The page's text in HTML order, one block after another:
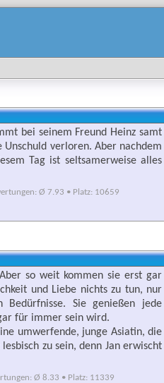
bei seinem Freund Heinz samt
Unschuld verloren. Aber nachdem
Tag ist seltsamerweise alles
Ø 7.93 • Platz: 10659
so weit kommen sie erst gar
und Liebe nichts zu tun, nur
Sie genießen jede
für immer sein wird.
umwerfende, junge Asiatin, die
zu sein, denn Jan erwischt
Ø 8.33 • Platz: 11339